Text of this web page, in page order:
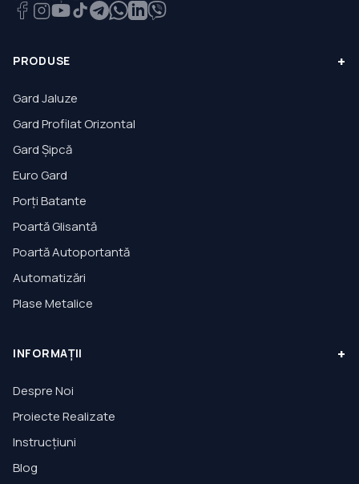
PRODUSE +
Gard Jaluze
Gard Profilat Orizontal
Gard Șipcă
Euro Gard
Porți Batante
Poartă Glisantă
Poartă Autoportantă
Automatizări
Plase Metalice
INFORMAȚII +
Despre Noi
Proiecte Realizate
Instrucțiuni
Blog